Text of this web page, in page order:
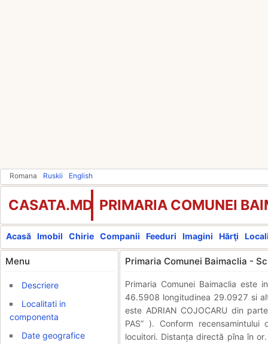
Romana Ruskii English
CASATA.MD PRIMARIA COMUNEI
Acasă Imobil Chirie Companii Feeduri Imagini Hărţi
Menu
Descriere
Localitati in
componenta
Date geografice
Primaria Comunei Baimaclia -
Primaria Comunei Baimaclia este
46.5908 longitudinea 29.0927 si
este ADRIAN COJOCARU din
PAS” ). Conform
locuitori. Distanța directă pîna în